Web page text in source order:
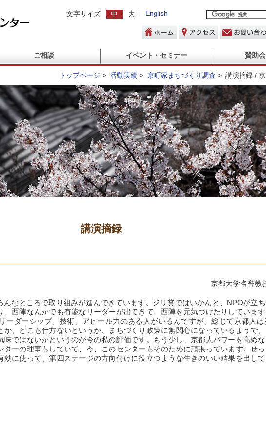
文字サイズ 中 大 English
ご相談 イベント・セミナー 賛助
トップページ > 活動実績 > 京町家まちづくり調査 > 講演摘録 /
講演摘録
京都大学名誉
なところで取り組みが進んできています。ジリ貧ではいかんと、NPOが立
、西陣なんかでも有能なリーダーが出てきて、西陣を元気づけたりしていま
ーダーシップ、技術、アピール力のある人がいるんですが、総じて京都人は
か、どこも仕方ないというか、まちづくり政策に無関心になっているようで
味ではないかというのが今の私の評価です。もう少し、京都人パワーを高め
ターの理事もしていて、今、このセンターもそのために頑張っています。せ
効に使って、第四ステージの方向付けに役立つような生きのいい結果を出し